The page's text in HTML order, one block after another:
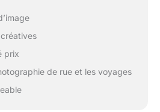
prix
de rue et les voyages